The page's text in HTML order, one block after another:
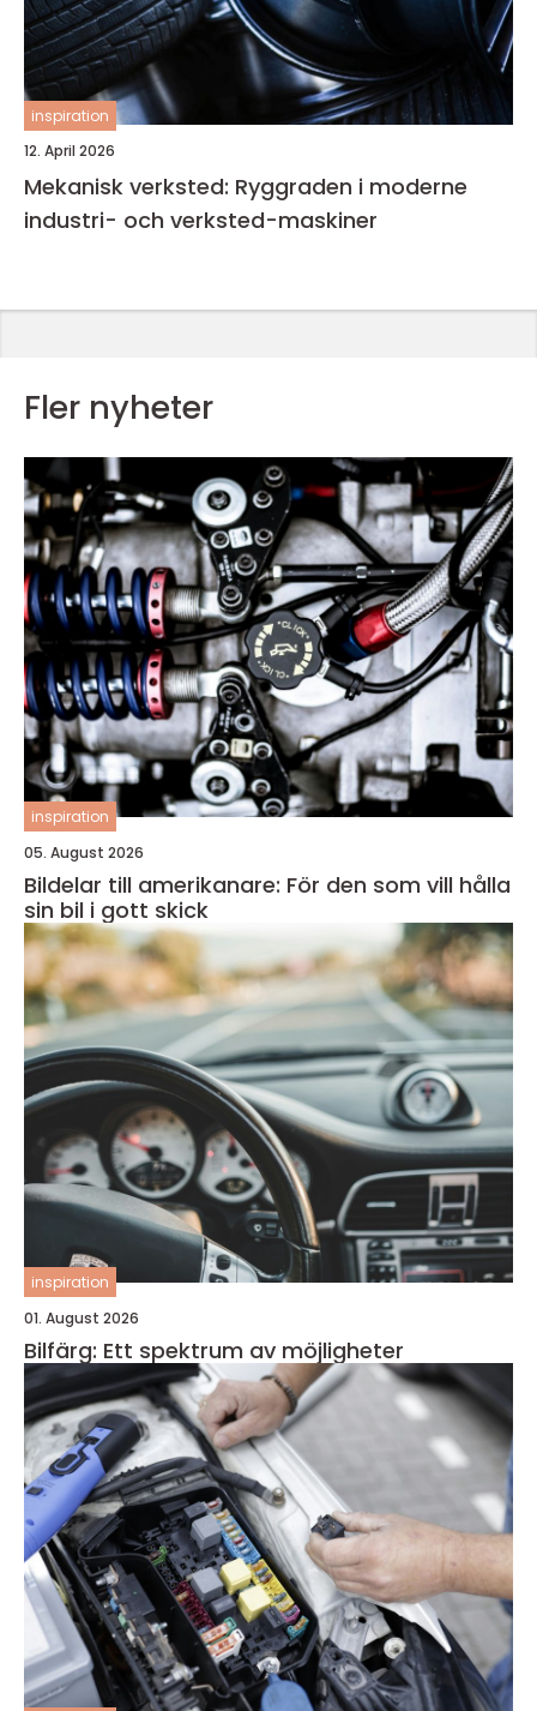
inspiration
12. April 2026
Mekanisk verksted: Ryggraden i moderne
industri- och verksted-maskiner
Fler nyheter
inspiration
05. August 2026
Bildelar till amerikanare: För den som vill hålla
sin bil i gott skick
inspiration
01. August 2026
Bilfärg: Ett spektrum av möjligheter